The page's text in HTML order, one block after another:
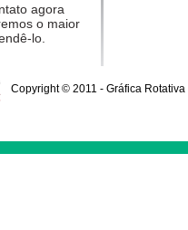
agora
o maior
lo.
Copyright © 2011 - Gráfica